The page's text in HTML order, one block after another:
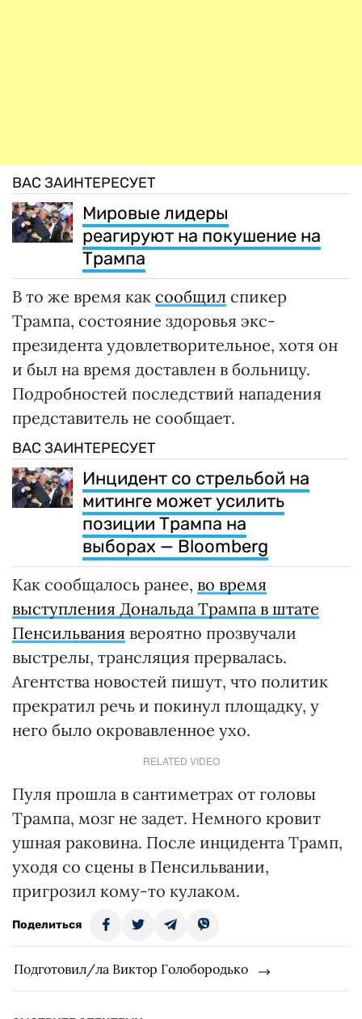
ВАС ЗАИНТЕРЕСУЕТ
Мировые лидеры
реагируют на покушение на
Трампа
В то же время как сообщил спикер
Трампа, состояние здоровья экс-
президента удовлетворительное, хотя он
и был на время доставлен в больницу.
Подробностей последствий нападения
представитель не сообщает.
ВАС ЗАИНТЕРЕСУЕТ
Инцидент со стрельбой на
митинге может усилить
позиции Трампа на
выборах — Bloomberg
Как сообщалось ранее, во время
выступления Дональда Трампа в штате
Пенсильвания вероятно прозвучали
выстрелы, трансляция прервалась.
Агентства новостей пишут, что политик
прекратил речь и покинул площадку, у
него было окровавленное ухо.
RELATED VIDEO
Пуля прошла в сантиметрах от головы
Трампа, мозг не задет. Немного кровит
ушная раковина. После инцидента Трамп,
уходя со сцены в Пенсильвании,
пригрозил кому-то кулаком.
Поделиться
Подготовил/ла Виктор Голобородько